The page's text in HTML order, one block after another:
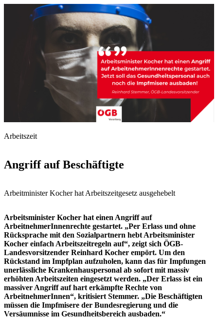
Arbeitszeit
Angriff auf Beschäftigte
Arbeitminister Kocher hat Arbeitszeitgesetz ausgehebelt
Arbeitsminister Kocher hat einen Angriff auf
ArbeitnehmerInnenrechte gestartet. „Per Erlass und ohne
Rücksprache mit den Sozialpartnern hebt Arbeitsminister
Kocher einfach Arbeitszeitregeln auf“, zeigt sich ÖGB-
Landesvorsitzender Reinhard Kocher empört. Um den
Rückstand im Impfplan aufzuholen, kann das für Impfungen
unerlässliche Krankenhauspersonal ab sofort mit massiv
erhöhten Arbeitszeiten eingesetzt werden. „Der Erlass ist ein
massiver Angriff auf hart erkämpfte Rechte von
ArbeitnehmerInnen“, kritisiert Stemmer. „Die Beschäftigten
müssen die Impfmisere der Bundesregierung und die
Versäumnisse im Gesundheitsbereich ausbaden.“